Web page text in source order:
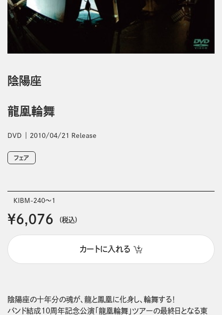
陰陽座
龍凰輪舞
DVD 2010/04/21 Release
フェア
KIBM-240～1
￥6,076 (税込)
カートに入れる
陰陽座の十年分の魂が、龍と鳳凰に化身し、輪舞する！
バンド結成10周年記念公演「龍凰輪舞」ツアーの最終日となる東